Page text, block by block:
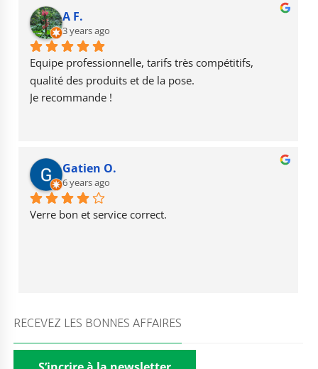
b
o
o
k
r
a
m
b
e
A F.
3 years ago
Equipe professionnelle, tarifs très compétitifs,
qualité des produits et de la pose.
Je recommande !
Gatien O.
6 years ago
Verre bon et service correct.
RECEVEZ LES BONNES AFFAIRES